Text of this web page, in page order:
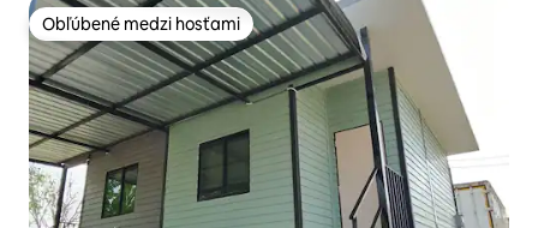
Obľúbené medzi hosťami
Obľúbené medzi hosťami